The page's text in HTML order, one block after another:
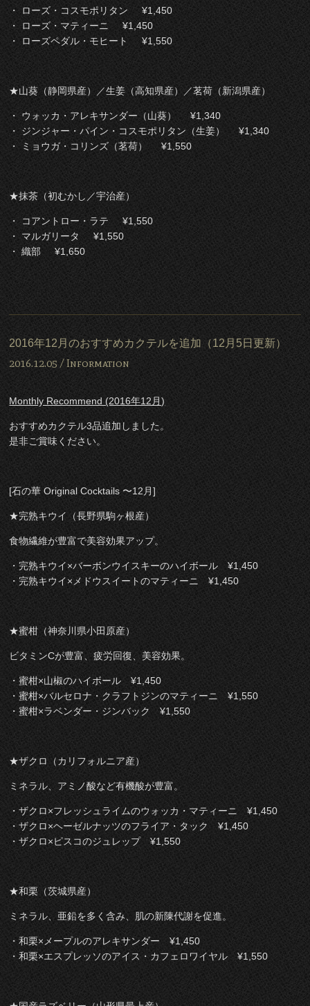
・ ローズ・コスモポリタン ¥1,450
・ ローズ・マティーニ ¥1,450
・ ローズペダル・モヒート ¥1,550
★山葵（静岡県産）／生姜（高知県産）／茗荷（新潟県産）
・ ウォッカ・アレキサンダー（山葵） ¥1,340
・ ジンジャー・パイン・コスモポリタン（生姜） ¥1,340
・ ミョウガ・コリンズ（茗荷） ¥1,550
★抹茶（初むかし／宇治産）
・ コアントロー・ラテ ¥1,550
・ マルガリータ ¥1,550
・ 織部 ¥1,650
2016年12月のおすすめカクテルを追加（12月5日更新）
2016.12.05 /Information
Monthly Recommend (2016年12月)
おすすめカクテル3品追加しました。
是非ご賞味ください。
[石の華 Original Cocktails 〜12月]
★完熟キウイ（長野県駒ヶ根産）
食物繊維が豊富で美容効果アップ。
・完熟キウイ×バーボンウイスキーのハイボール ¥1,450
・完熟キウイ×メドウスイートのマティーニ ¥1,450
★蜜柑（神奈川県小田原産）
ビタミンCが豊富、疲労回復、美容効果。
・蜜柑×山椒のハイボール ¥1,450
・蜜柑×バルセロナ・クラフトジンのマティーニ ¥1,550
・蜜柑×ラベンダー・ジンバック ¥1,550
★ザクロ（カリフォルニア産）
ミネラル、アミノ酸など有機酸が豊富。
・ザクロ×フレッシュライムのウォッカ・マティーニ ¥1,450
・ザクロ×ヘーゼルナッツのフライア・タック ¥1,450
・ザクロ×ピスコのジュレップ ¥1,550
★和栗（茨城県産）
ミネラル、亜鉛を多く含み、肌の新陳代謝を促進。
・和栗×メープルのアレキサンダー ¥1,450
・和栗×エスプレッソのアイス・カフェロワイヤル ¥1,550